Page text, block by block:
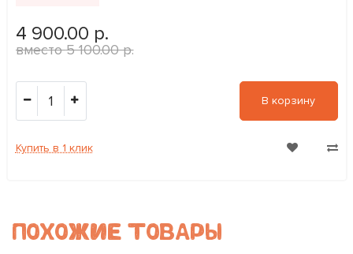
4 900.00 р.
5 100.00 р.
1 В корзину
Купить в 1 клик
ПОХОЖИЕ ТОВАРЫ